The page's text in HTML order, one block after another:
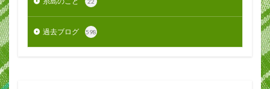
過去ブログ 598